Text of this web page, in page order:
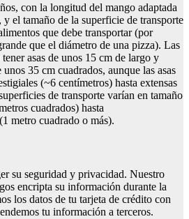
con la longitud del mango adaptada
el tamaño de la superficie de transporte
que debe transportar (por
que el diámetro de una pizza). Las
asas de unos 15 cm de largo y
35 cm cuadrados, aunque las asas
(~6 centímetros) hasta extensas
de transporte varían en tamaño
cuadrados) hasta
metro cuadrado o más).
su seguridad y privacidad. Nuestro
encripta su información durante la
los datos de tu tarjeta de crédito con
tu información a terceros.